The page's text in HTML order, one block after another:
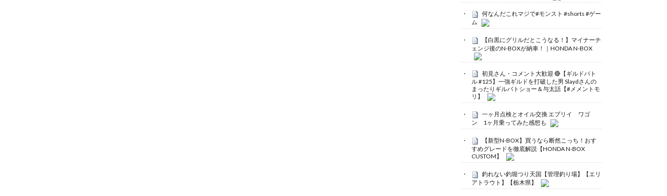
何なんだこれマジで#モンスト #shorts #ゲー
ム
【白黒にグリルだとこうなる！】マイナーチ
ェンジ後のN-BOXが納車！｜HONDA N-BOX
初見さん・コメント大歓迎 🔴【ギルドバト
ル #125】一強ギルドを打破した男 Slaydさんの
まったりギルバトショー＆与太話【#メメントモ
リ】
一ヶ月点検とオイル交換 エブリイ ワゴ
ン 1ヶ月乗ってみた感想も
【新型N-BOX】買うなら断然こっち！おす
すめグレードを徹底解説【HONDA N-BOX
CUSTOM】
釣れない釣堀つり天国【管理釣り場】【エリ
アトラウト】【栃木県】